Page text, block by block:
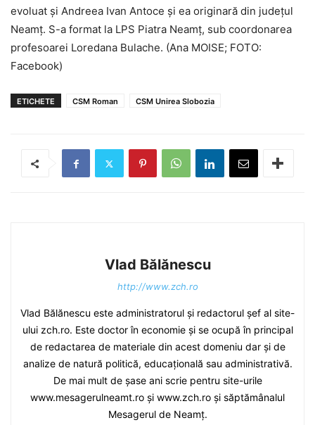
evoluat şi Andreea Ivan Antoce şi ea originară din judeţul
Neamţ. S-a format la LPS Piatra Neamţ, sub coordonarea
profesoarei Loredana Bulache. (Ana MOISE; FOTO:
Facebook)
ETICHETE CSM Roman CSM Unirea Slobozia
Vlad Bălănescu
http://www.zch.ro
Vlad Bălănescu este administratorul și redactorul șef al site-
ului zch.ro. Este doctor în economie și se ocupă în principal
de redactarea de materiale din acest domeniu dar și de
analize de natură politică, educațională sau administrativă.
De mai mult de șase ani scrie pentru site-urile
www.mesagerulneamt.ro și www.zch.ro și săptămânalul
Mesagerul de Neamț.